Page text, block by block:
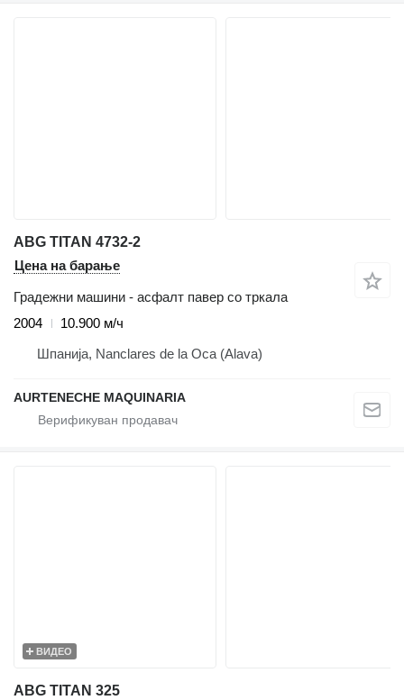
ABG TITAN 4732-2
Цена на барање
Градежни машини - асфалт павер со тркала
2004
10.900 м/ч
Шпанија, Nanclares de la Oca (Alava)
AURTENECHE MAQUINARIA
ВИДЕО
ABG TITAN 325